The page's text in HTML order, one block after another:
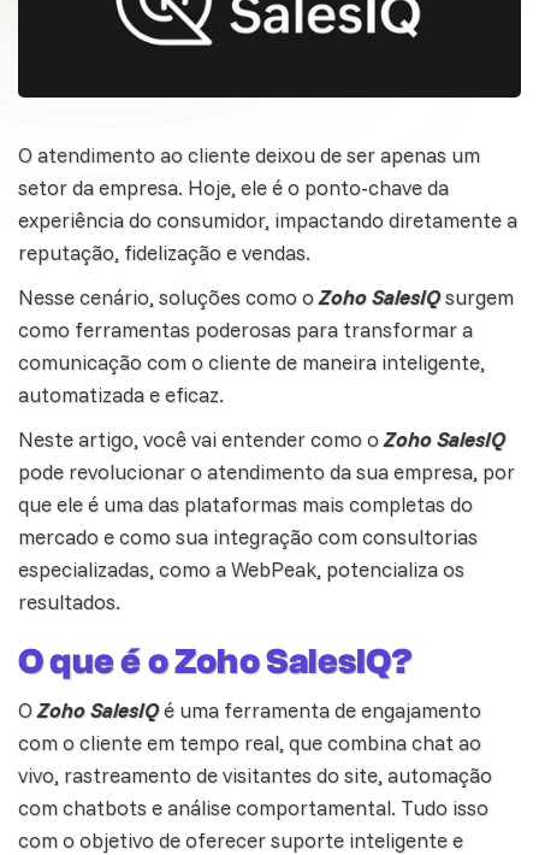
Oatendimentoao cliente deixou de ser apenas um
setor da empresa. Hoje, ele é o ponto-chave da
experiência do consumidor, impactando diretamente a
reputação, fidelização e vendas.
Nesse cenário, soluções como oZoho SalesIQsurgem
como ferramentas poderosas para transformar a
comunicação com o cliente de maneira inteligente,
automatizada e eficaz.
Neste artigo, você vai entender como oZoho SalesIQ
pode revolucionar o atendimento da sua empresa, por
que ele é uma das plataformas mais completas do
mercado e como sua integraçãocom consultorias
especializadas, como a WebPeak, potencializa os
resultados.
O que é o Zoho SalesIQ?
OZoho SalesIQé uma ferramenta de engajamento
com o cliente em tempo real, que combina chat ao
vivo, rastreamento de visitantes do site, automação
com chatbots e análise comportamental. Tudo isso
com o objetivo de oferecer suporte inteligente e